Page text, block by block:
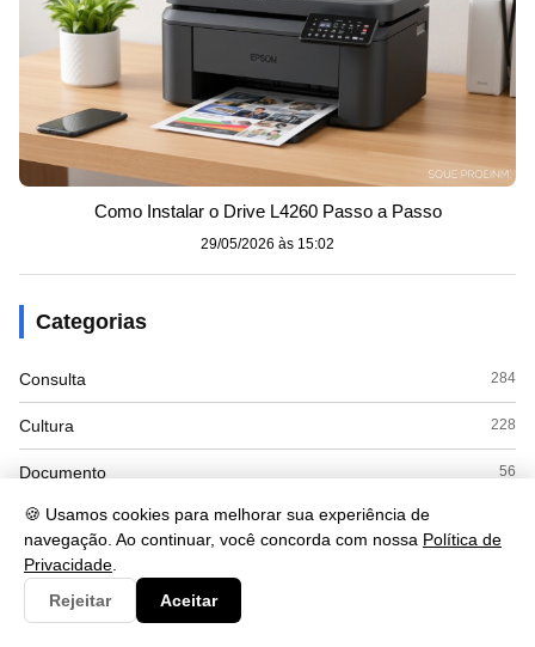
🍪 Usamos cookies para melhorar sua experiência de
navegação. Ao continuar, você concorda com nossa Política de
Privacidade
Rejeitar
Aceitar
Como Instalar o Drive L4260 Passo a Passo
29/05/2026 às 15:02
Categorias
Consulta 284
Cultura 228
Documento 56
Economia
Educação
Esporte